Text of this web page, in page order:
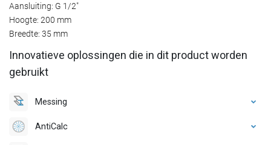
Aansluiting: G 1/2"
Hoogte: 200 mm
Breedte: 35 mm
Innovatieve oplossingen die in dit product worden
gebruikt
Messing
AntiCalc